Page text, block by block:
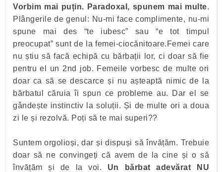
Vorbim mai puțin. Paradoxal, spunem mai multe.
Plângerile de genul: Nu-mi face complimente, nu-mi
spune mai des “te iubesc” sau “e tot timpul
preocupat” sunt de la femei-ciocănitoare.Femei care
nu știu să facă echipă cu bărbații lor, ci doar să fie
pentru el un 2nd job. Femeile vorbesc de multe ori
doar ca să se descarce și nu așteaptă nimic de la
bărbatul căruia îi spun ce probleme au. Dar el se
gândește instinctiv la soluții. Și de multe ori a doua
zi le și rezolvă. Poți să te mai superi??
Suntem orgolioși, dar și dispuși să învățăm. Trebuie
doar să ne convingeți că avem de la cine și o să
învățăm și de la voi. Un bărbat adevărat NU